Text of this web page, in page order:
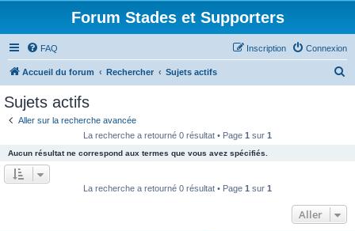
Forum Stades et Supporters
FAQ Connexion
Inscription
Accueil du forum Rechercher Sujets actifs
e
Sujets actifs
Aller sur la recherche avancée
La recherche a retourné 0 résultat • Page 1 sur 1
Aucun résultat ne correspond aux termes que vous avez spécifiés.
La recherche a retourné 0 résultat • Page 1 sur 1
Aller